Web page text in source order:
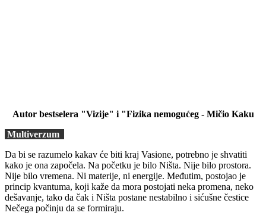
Autor bestselera "Vizije" i "Fizika nemogućeg - Mičio Kaku
Multiverzum
Da bi se razumelo kakav će biti kraj Vasione, potrebno je shvatiti
kako je ona započela. Na početku je bilo Ništa. Nije bilo prostora.
Nije bilo vremena. Ni materije, ni energije. Međutim, postojao je
princip kvantuma, koji kaže da mora postojati neka promena, neko
dešavanje, tako da čak i Ništa postane nestabilno i sićušne čestice
Nečega počinju da se formiraju.